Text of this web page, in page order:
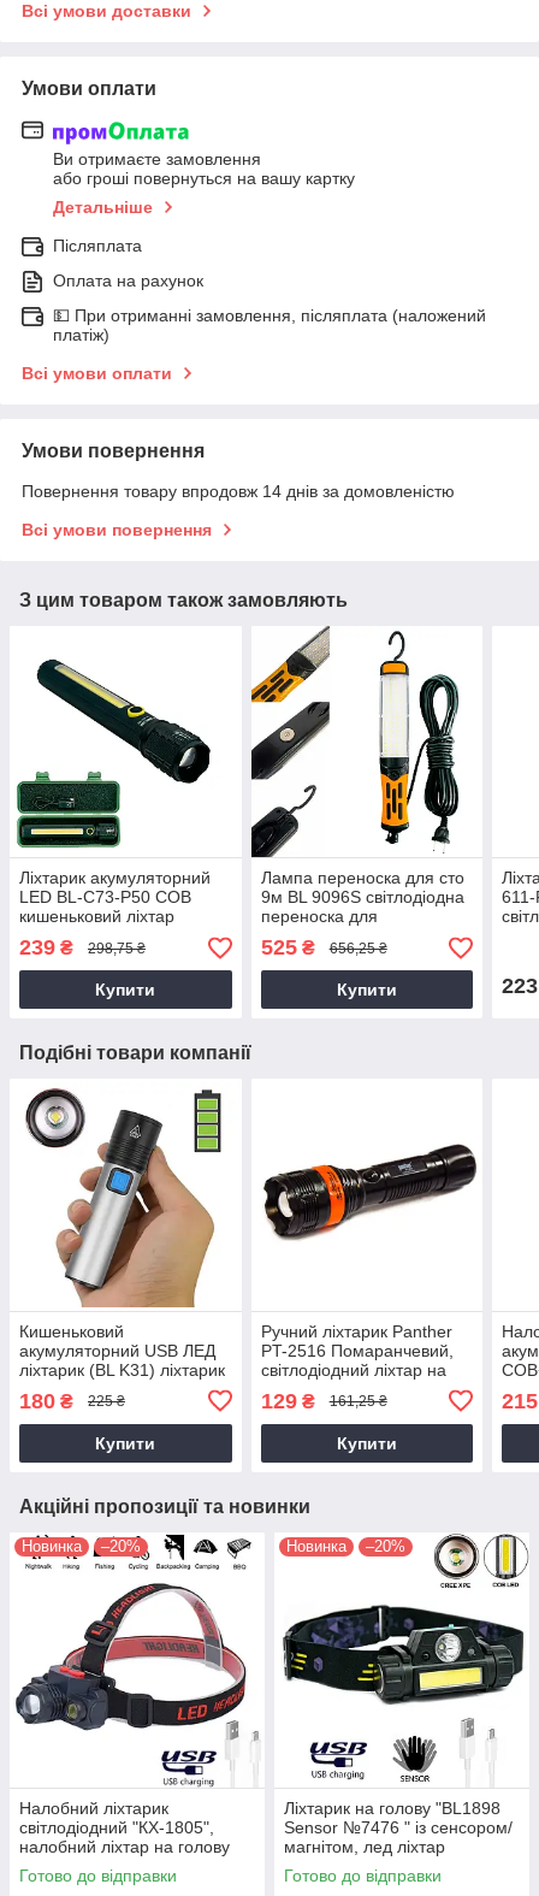
Всі умови доставки
Умови оплати
Ви отримаєте замовлення
або гроші повернуться на вашу картку
Детальніше
Післяплата
Оплата на рахунок
💵 При отриманні замовлення, післяплата (наложений
платіж)
Всі умови оплати
Умови повернення
Повернення товару впродовж 14 днів за домовленістю
Всі умови повернення
З цим товаром також замовляють
Ліхтарик акумуляторний
LED BL-C73-P50 COB
кишеньковий ліхтар
акумуляторний з
зарядкою від USB
239 ₴ 298,75 ₴
Купити
Лампа переноска для сто
9м BL 9096S світлодіодна
переноска для
автосервиса 220В,
інспекційне світло для сто
525₴ 656,25 ₴
Купити
Подібні товари компанії
Кишеньковий
акумуляторний USB ЛЕД
ліхтарик (BL K31) ліхтарик
ручний світлодіодний на
акумуляторі з ЮСБ
180 ₴ 225 ₴
Купити
Ручний ліхтарик Panther
PT-2516 Помаранчевий,
світлодіодний ліхтар на
129₴ 161,25 ₴
Купити
215
Акційні пропозиції та новинки
Новинка –20%
Налобний ліхтарик
світлодіодний "КХ-1805",
налобний ліхтар на голову
акумуляторний (налобный
фонарь)
Готово до відправки
Новинка –20%
Ліхтарик на голову "BL1898
Sensor №7476 " із сенсором/
магнітом, лед ліхтар
налобний (налобный
фонарь)
Готово до відправки